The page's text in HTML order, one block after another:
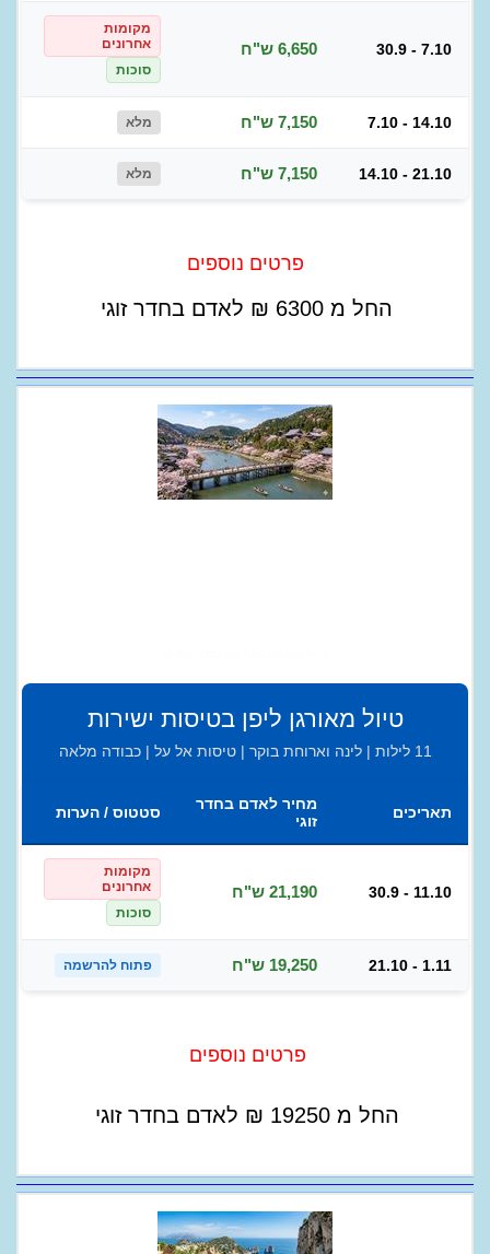
30.9 - 7.10 6,650 ש"ח
מקומות
אחרונים
סוכות
7.10 - 14.10 7,150 ש"ח מלא
14.10 - 21.10 7,150 ש"ח מלא
פרטים נוספים
החל מ 6300
₪ לאדם בחדר זוגי
טיול מאורגן ליפן בטיסות ישירות
11 לילות | לינה וארוחת בוקר | טיסות אל על | כבודה מלאה
תאריכים
מחיר לאדם בחדר
זוגי
סטטוס / הערות
30.9 - 11.10 21,190 ש"ח
מקומות
אחרונים
סוכות
21.10 - 1.11 19,250 ש"ח פתוח להרשמה
פרטים נוספים
החל מ19250
₪ לאדם בחדר זוגי